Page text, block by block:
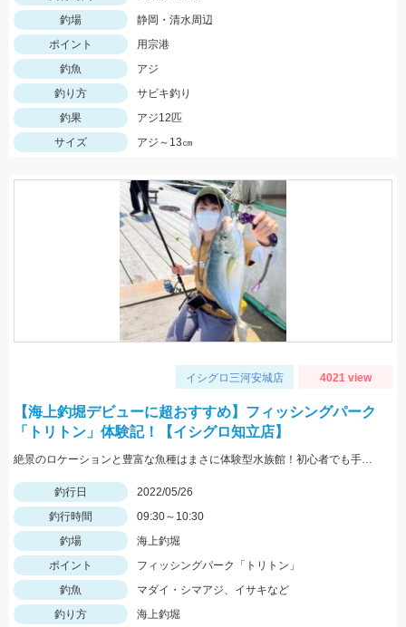
釣場
静岡・清水周辺
ポイント
用宗港
釣魚
アジ
釣り方
サビキ釣り
釣果
アジ12匹
サイズ
アジ～13㎝
イシグロ三河安城店 4021 view
【海上釣堀デビューに超おすすめ】フィッシングパーク
「トリトン」体験記！【イシグロ知立店】
絶景のロケーションと豊富な魚種はまさに体験型水族館！初心者でも手軽に釣れますよ！
釣行日
2022/05/26
釣行時間
09:30～10:30
釣場
海上釣堀
ポイント
フィッシングパーク「トリトン」
釣魚
マダイ・シマアジ、イサキなど
釣り方
海上釣堀